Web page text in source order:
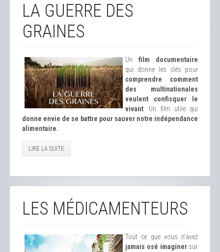
LA GUERRE DES
GRAINES
Un film documentaire
qui donne les clés pour
comprendre comment
des multinationales
veulent confisquer le
vivant . Un film utile qui
donne envie de se battre pour sauver notre indépendance
alimentaire.
LIRE LA SUITE
LES MÉDICAMENTEURS
Tout ce que vous n’avez
jamais osé imaginersur